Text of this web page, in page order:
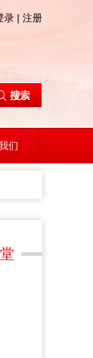
录 | 注册
们